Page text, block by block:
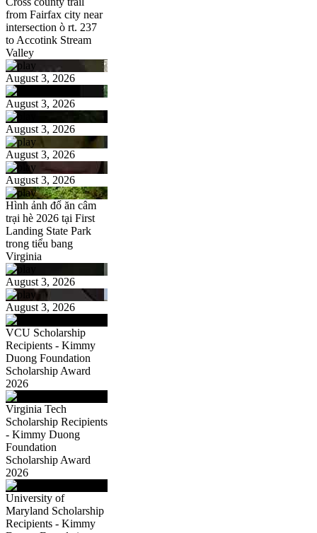
from Fairfax city near
intersection ò rt. 237
to Accotink Stream
Valley
August 3, 2026
August 3, 2026
August 3, 2026
August 3, 2026
August 3, 2026
Hình ảnh đổ ăn câm
trại hè 2026 tại First
Landing State Park
trong tiểu bang
Virginia
August 3, 2026
August 3, 2026
VCU Scholarship
Recipients - Kimmy
Duong Foundation
Scholarship Award
2026
Virginia Tech
Scholarship Recipients
- Kimmy Duong
Foundation
Scholarship Award
2026
University of
Maryland Scholarship
Recipients - Kimmy